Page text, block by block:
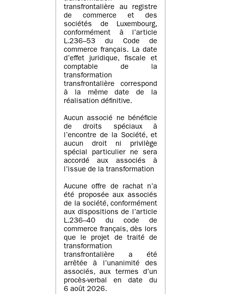
transfrontalière au registre
de commerce et des
sociétés de Luxembourg,
conformément à l’article
L.236–53 du Code de
commerce français. La date
d’effet juridique, fiscale et
comptable de la
transformation
transfrontalière correspond
à la même date de la
réalisation définitive.
Aucun associé ne bénéficie
de droits spéciaux à
l’encontre de la Société, et
aucun droit ni privilège
spécial particulier ne sera
accordé aux associés à
l’issue de la transformation
Aucune offre de rachat n’a
été proposée aux associés
de la société, conformément
aux dispositions de l’article
L.236–40 du code de
commerce français, dès lors
que le projet de traité de
transformation
transfrontalière a été
arrêtée à l’unanimité des
associés, aux termes d’un
procès-verbal en date du
6 août 2026.